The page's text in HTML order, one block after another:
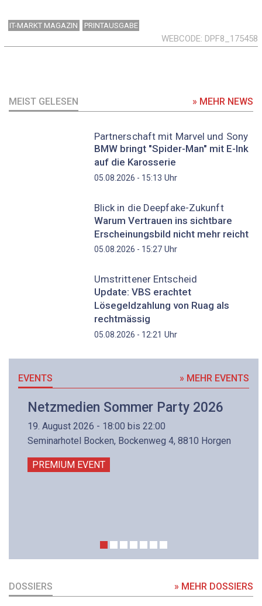
IT-MARKT MAGAZIN PRINTAUSGABE
WEBCODE DPF8_175458
MEIST GELESEN » MEHR NEWS
Partnerschaft mit Marvel und Sony
BMW bringt "Spider-Man" mit E-Ink
auf die Karosserie
05.08.2026 - 15:13 Uhr
Blick in die Deepfake-Zukunft
Warum Vertrauen ins sichtbare
Erscheinungsbild nicht mehr reicht
05.08.2026 - 15:27Uhr
Umstrittener Entscheid
Update: VBS erachtet
Lösegeldzahlung von Ruag als
rechtmässig
05.08.2026 - 12:21 Uhr
EVENTS » MEHR EVENTS
Netzmedien Sommer Party 2026
19. August 2026 - 18:00 bis 22:00
Seminarhotel Bocken, Bockenweg 4, 8810 Horgen
PREMIUM EVENT
DOSSIERS » MEHR DOSSIERS